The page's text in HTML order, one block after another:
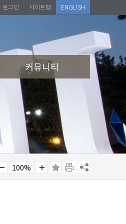
로그인 사이트맵 ENGLISH
커뮤니티
100%